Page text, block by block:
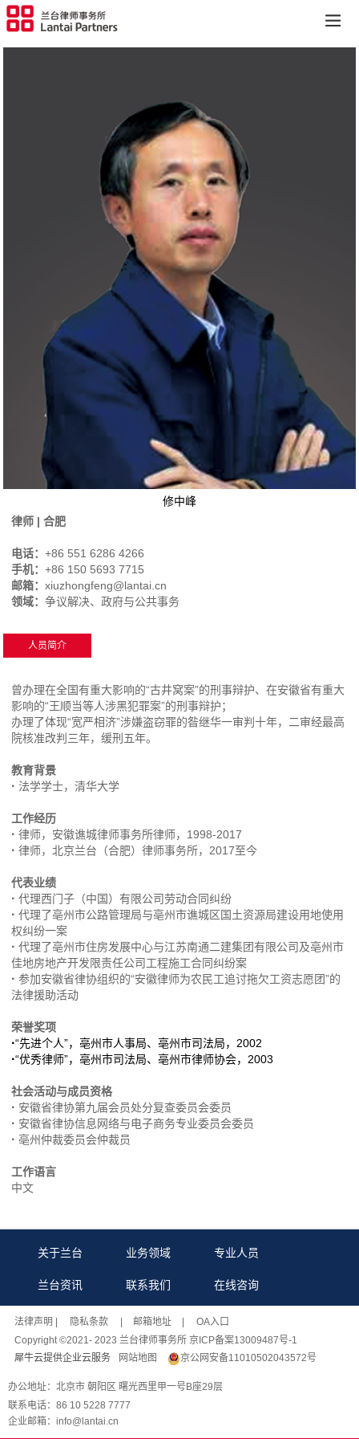
修中峰
律师 | 合肥
电话：+86 551 6286 4266
手机：+86 150 5693 7715
邮箱：xiuzhongfeng@lantai.cn
领域：争议解决、政府与公共事务
人员简介
曾办理在全国有重大影响的“古井窝案”的刑事辩护、在安徽省有重大
影响的“王顺当等人涉黑犯罪案”的刑事辩护；
办理了体现“宽严相济”涉嫌盗窃罪的昝继华一审判十年，二审经最高
院核准改判三年，缓刑五年。
教育背景
· 法学学士，清华大学
工作经历
·律师，安徽谯城律师事务所律师，1998-2017
·律师，北京兰台（合肥）律师事务所，2017至今
代表业绩
·代理西门子（中国）有限公司劳动合同纠纷
·代理了亳州市公路管理局与亳州市谯城区国土资源局建设用地使用
权纠纷一案
·代理了亳州市住房发展中心与江苏南通二建集团有限公司及亳州市
佳地房地产开发限责任公司工程施工合同纠纷案
·参加安徽省律协组织的“安徽律师为农民工追讨拖欠工资志愿团”的
法律援助活动
荣誉奖项
·“先进个人”，亳州市人事局、亳州市司法局，2002
·“优秀律师”，亳州市司法局、亳州市律师协会，2003
社会活动与成员资格
· 安徽省律协第九届会员处分复查委员会委员
· 安徽省律协信息网络与电子商务专业委员会委员
· 亳州仲裁委员会仲裁员
工作语言
中文
关于兰台 业务领域 专业人员
兰台资讯 联系我们 在线咨询
法律声明 | 隐私条款 | 邮箱地址
| OA入口
Copyright ©2021- 2023 兰台律师事务所 京ICP备案13009487号-1
犀牛云提供企业云服务
网站地图 京公网安备11010502043572号
办公地址：北京市 朝阳区 曙光西里甲一号B座29层
联系电话：86 10 5228 7777
企业邮箱：info@lantai.cn